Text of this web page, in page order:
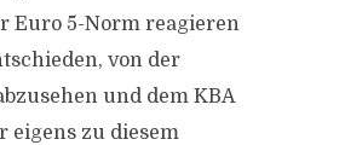
Euro 5-Norm reagieren
von der
und dem KBA
eigens zu diesem